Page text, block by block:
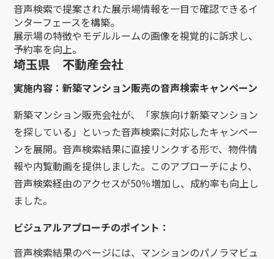
音声検索で提案された展示場情報を一目で確認できるイ
ンターフェースを構築。
展示場の特徴やモデルルームの画像を視覚的に訴求し、
予約率を向上。
埼玉県 不動産会社
実施内容：新築マンション販売の音声検索キャンペーン
新築マンション販売会社が、「家族向け新築マンション
を探している」といった音声検索に対応したキャンペー
ンを展開。音声検索結果に直接リンクする形で、物件情
報や内覧動画を提供しました。このアプローチにより、
音声検索経由のアクセスが50％増加し、成約率も向上し
ました。
ビジュアルアプローチのポイント：
音声検索結果のページには、マンションのパノラマビュ